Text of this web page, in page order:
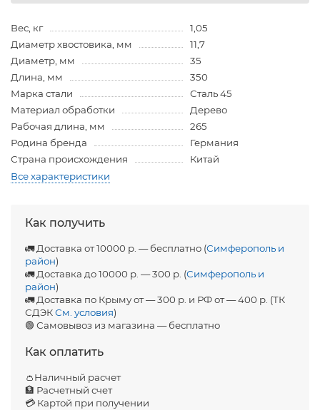
Вес, кг
1,05
Диаметр хвостовика, мм
11,7
Диаметр, мм
35
Длина, мм
350
Марка стали
Сталь 45
Материал обработки
Дерево
Рабочая длина, мм
265
Родина бренда
Германия
Страна происхождения
Китай
Все характеристики
Как получить
🚛 Доставка от 10000 р. — бесплатно (Симферополь и
район)
🚛 Доставка до 10000 р. — 300 р. (Симферополь и
район)
🚛 Доставка по Крыму от — 300 р. и РФ от — 400 р. (ТК
СДЭКСм. условия)
🟢 Самовывоз из магазина — бесплатно
Как оплатить
👛Наличный расчет
🏦 Расчетный счет
💳 Картой при получении